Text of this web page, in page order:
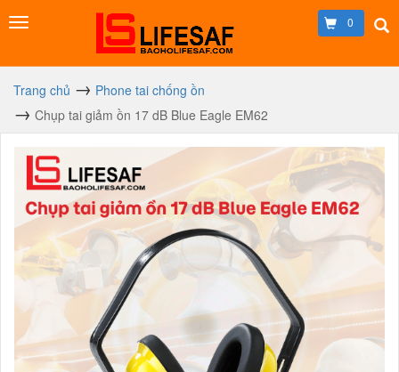
0
Trang chủ
Phone tai chống ồn
Chụp tai giảm ồn 17 dB Blue Eagle EM62